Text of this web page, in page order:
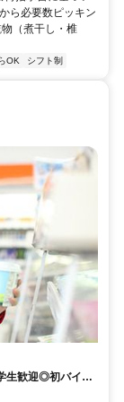
ら必要数ピッキン
（煮干し・椎
OK シフト制
生歓迎◎初バイト